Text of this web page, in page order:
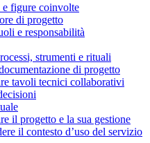
figure coinvolte
di progetto
e responsabilità
strumenti e rituali
di progetto
tavoli tecnici collaborativi
il progetto e la sua gestione
il contesto d’uso del servizio